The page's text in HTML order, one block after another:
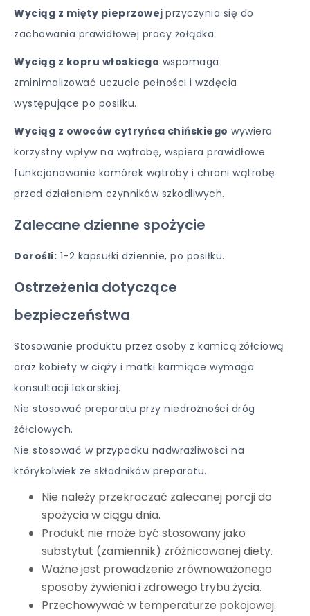
Wyciąg z mięty pieprzowej przyczynia się do
zachowania prawidłowej pracy żołądka.
Wyciąg z kopru włoskiego wspomaga
zminimalizować uczucie pełności i wzdęcia
występujące po posiłku.
Wyciąg z owoców cytryńca chińskiego wywiera
korzystny wpływ na wątrobę, wspiera prawidłowe
funkcjonowanie komórek wątroby i chroni wątrobę
przed działaniem czynników szkodliwych.
Zalecane dzienne spożycie
Dorośli: 1-2 kapsułki dziennie, po posiłku.
Ostrzeżenia dotyczące
bezpieczeństwa
Stosowanie produktu przez osoby z kamicą żółciową
oraz kobiety w ciąży i matki karmiące wymaga
konsultacji lekarskiej.
Nie stosować preparatu przy niedrożności dróg
żółciowych.
Nie stosować w przypadku nadwrażliwości na
którykolwiek ze składników preparatu.
Nie należy przekraczać zalecanej porcji do
spożycia w ciągu dnia.
Produkt nie może być stosowany jako
substytut (zamiennik) zróżnicowanej diety.
Ważne jest prowadzenie zrównoważonego
sposoby żywienia i zdrowego trybu życia.
Przechowywać w temperaturze pokojowej.